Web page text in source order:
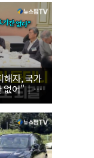
자, 국가
없어"｜